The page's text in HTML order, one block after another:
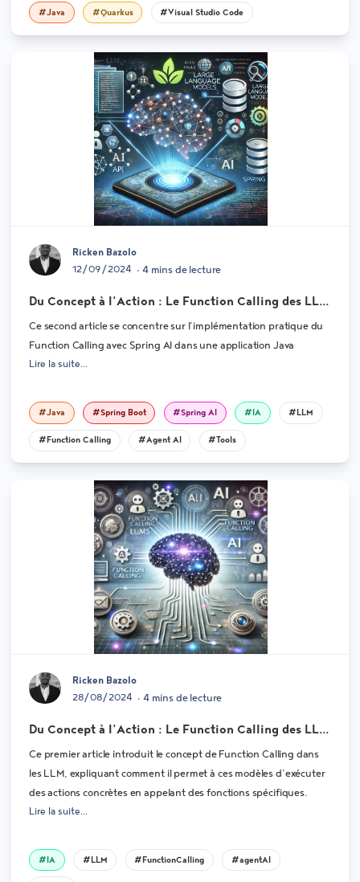
#Java #Quarkus #Visual Studio Code
Ricken Bazolo
12/09/2024 • 4 mins de lecture
Du Concept à l’Action : Le Function Calling des LLM
et son Utilisation avec Spring AI - Partie 2
Ce second article se concentre sur l’implémentation pratique du
Function Calling avec Spring AI dans une application Java
Lire la suite...
#Java #Spring Boot #Spring AI #IA #LLM
#Function Calling #Agent AI #Tools
Ricken Bazolo
28/08/2024 • 4 mins de lecture
Du Concept à l’Action : Le Function Calling des LLM
et son Utilisation avec Spring AI - Partie 1
Ce premier article introduit le concept de Function Calling dans
les LLM, expliquant comment il permet à ces modèles d’exécuter
des actions concrètes en appelant des fonctions spécifiques.
Lire la suite...
#IA #LLM #FunctionCalling #agentAI